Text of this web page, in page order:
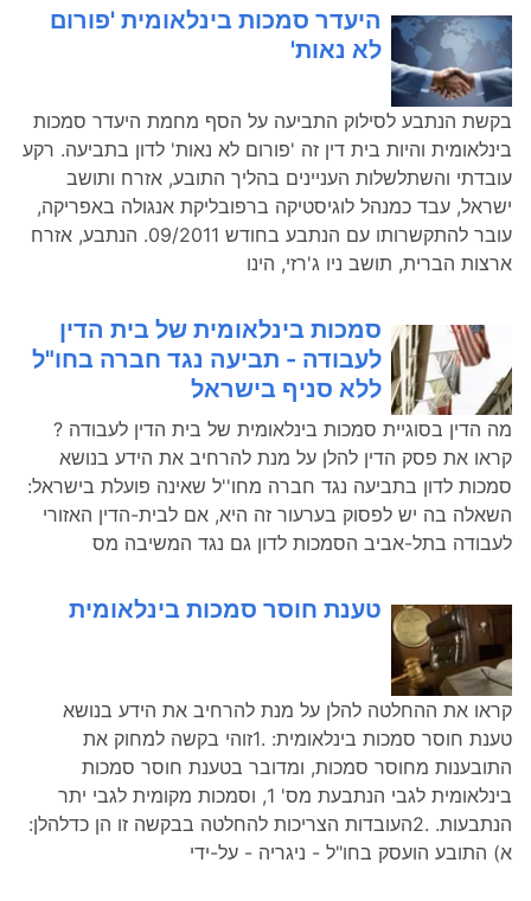
היעדר סמכות בינלאומית 'פורום
לא נאות'
בקשת הנתבע לסילוק התביעה על הסף מחמת היעדר סמכות
בינלאומית והיות בית דין זה 'פורום לא נאות' לדון בתביעה. רקע
עובדתי והשתלשלות העניינים בהליך התובע, אזרח ותושב
ישראל, עבד כמנהל לוגיסטיקה ברפובליקת אנגולה באפריקה,
עובר להתקשרותו עם הנתבע בחודש 09/2011. הנתבע, אזרח
ארצות הברית, תושב ניו ג'רזי, הינו
סמכות בינלאומית של בית הדין
לעבודה - תביעה נגד חברה בחו"ל
ללא סניף בישראל
מה הדין בסוגיית סמכות בינלאומית של בית הדין לעבודה ?
קראו את פסק הדין להלן על מנת להרחיב את הידע בנושא
סמכות לדון בתביעה נגד חברה מחו''ל שאינה פועלת בישראל:
השאלה בה יש לפסוק בערעור זה היא, אם לבית-הדין האזורי
לעבודה בתל-אביב הסמכות לדון גם נגד המשיבה מס
טענת חוסר סמכות בינלאומית
קראו את ההחלטה להלן על מנת להרחיב את הידע בנושא
טענת חוסר סמכות בינלאומית: .1זוהי בקשה למחוק את
התובענות מחוסר סמכות, ומדובר בטענת חוסר סמכות
בינלאומית לגבי הנתבעת מס' 1, וסמכות מקומית לגבי יתר
הנתבעות. .2העובדות הצריכות להחלטה בבקשה זו הן כדלהלן:
א) התובע הועסק בחו"ל - ניגריה - על-ידי